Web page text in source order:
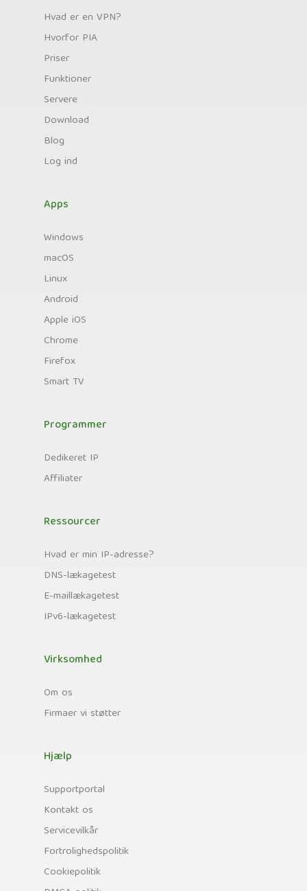
Hvad er en VPN?
Hvorfor PIA
Priser
Funktioner
Servere
Download
Blog
Log ind
Apps
Windows
macOS
Linux
Android
Apple iOS
Chrome
Firefox
Smart TV
Programmer
Dedikeret IP
Affiliater
Ressourcer
Hvad er min IP-adresse?
DNS-lækagetest
E-maillækagetest
IPv6-lækagetest
Virksomhed
Om os
Firmaer vi støtter
Hjælp
Supportportal
Kontakt os
Servicevilkår
Fortrolighedspolitik
Cookiepolitik